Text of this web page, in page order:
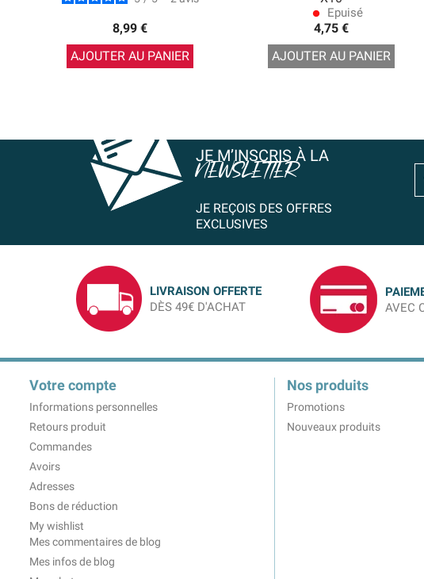
8,99 €
AJOUTER AU PANIER
lens Epuisé
4,75 €
AJOUTER AU PANIER
JE M’INSCRIS À LA
NEWSLETTER
JE REÇOIS DES OFFRES
EXCLUSIVES
LIVRAISON OFFERTE
DÈS 49€ D'ACHAT
AVEC
Votre compte
Informations personnelles
Retours produit
Commandes
Avoirs
Adresses
Bons de réduction
My wishlist
Mes commentaires de blog
Mes infos de blog
Nos produits
Promotions
Nouveaux produits